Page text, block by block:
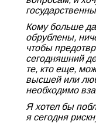
Кому больше
обрублены,
чтобы
сегодняшний
те, кто еще,
высшей или
необходимо
Я хотел бы
я сегодня